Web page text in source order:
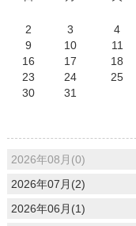
2
3 4
9
10 11
16
17 18
23
24 25
30
31
2026年08月(0)
2026年07月(2)
2026年06月(1)